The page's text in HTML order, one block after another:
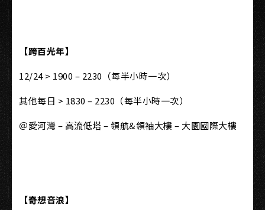
【跨百光年】
12/24 > 1900 – 2230（每半小時一次）
其他每日 > 1830 – 2230（每半小時一次）
＠愛河灣 – 高流低塔 – 領航&領袖大樓 – 大園國際大樓
【奇想音浪】